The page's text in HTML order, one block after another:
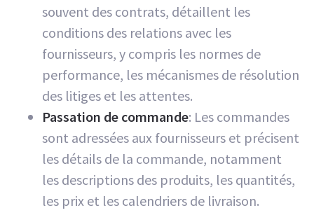
souvent des contrats, détaillent les
conditions des relations avec les
fournisseurs, y compris les normes de
performance, les mécanismes de résolution
des litiges et les attentes.
Passation de commande: Les commandes
sont adressées aux fournisseurs et précisent
les détails de la commande, notamment
les descriptions des produits, les quantités,
les prix et les calendriers de livraison.